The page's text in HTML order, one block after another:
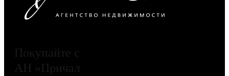
Покупайте с
АН «Причал